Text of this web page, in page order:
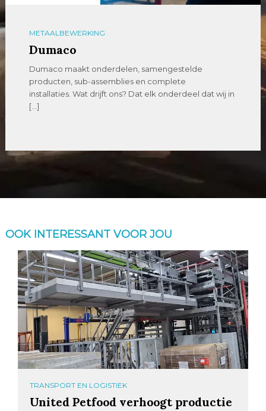
METAALBEWERKING
Dumaco
Dumaco maakt onderdelen, samengestelde
producten, sub-assemblies en complete
installaties. Wat drijft ons? Dat elk onderdeel dat wij in
[…]
OOK INTERESSANT VOOR JOU
TRANSPORT EN LOGISTIEK
United Petfood verhoogt productie